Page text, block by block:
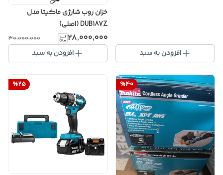
افزودن به سبد
خزان روب شارژی ماکیتا مدل
DUB187Z (اصلی)
۲۸٬۰۰۰٬۰۰۰ ۳۰٬۰۰۰٬۰۰۰
افزودن به سبد
%40
%25